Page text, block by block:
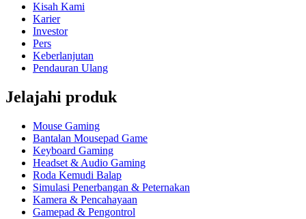
Kisah Kami
Karier
Investor
Pers
Keberlanjutan
Pendauran Ulang
Jelajahi produk
Mouse Gaming
Bantalan Mousepad Game
Keyboard Gaming
Headset & Audio Gaming
Roda Kemudi Balap
Simulasi Penerbangan & Peternakan
Kamera & Pencahayaan
Gamepad & Pengontrol